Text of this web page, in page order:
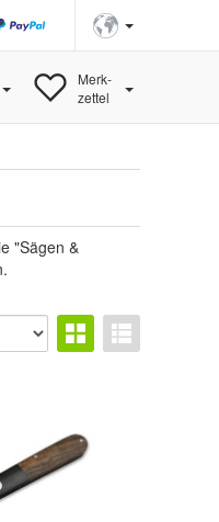
Merk-
zettel
"Sägen &